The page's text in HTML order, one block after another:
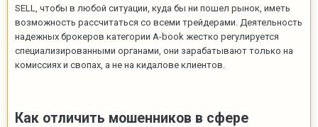
SELL, чтобы в любой ситуации, куда бы ни пошел рынок, иметь
возможность рассчитаться со всеми трейдерами. Деятельность
надежных брокеров категории A-book жестко регулируется
специализированными органами, они зарабатывают только на
комиссиях и свопах, а не на кидалове клиентов.
Как отличить мошенников в сфере